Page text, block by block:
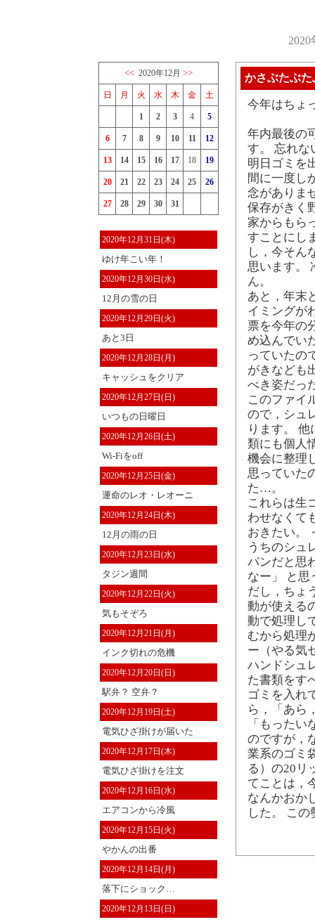
<< 2020年12月 >>
日 月 火 水 木 金 土
1 2 3 4 5
6 7 8 9 10 11 12
13 14 15 16 17 18 19
20 21 22 23 24 25 26
27 28 29 30 31
2020年12月31日(木)
ゆけ年こい年！
2020年12月30日(水)
12月の雪の日
2020年12月29日(火)
あと3日
2020年12月28日(月)
キャッシュをクリア
2020年12月27日(日)
いつもの日曜日
2020年12月26日(土)
Wi-Fiをoff
2020年12月25日(金)
運命のレオ・レオーニ
2020年12月24日(木)
12月の雨の日
2020年12月23日(水)
タジン週間
2020年12月22日(火)
気もそぞろ
2020年12月21日(月)
インク切れの危機
2020年12月20日(日)
駅弁？ 空弁？
2020年12月19日(土)
電気ひざ掛けが届いた
2020年12月17日(木)
電気ひざ掛けを注文
2020年12月16日(水)
エアコンから冷風
2020年12月15日(火)
やかんの出番
2020年12月14日(月)
落下にショック…
2020年12月13日(日)
かさぶたぶた
今年はちょ
年内最後の
す。 忘れ
明日ゴミを
間に一度し
念がありま
保存がきく
家からもら
すことにし
し，今そん
思います。
ん。
あと，年末
イミングが
票を今年の
め込んでい
っていたの
がきなども
べき姿だっ
このファイ
ので，シュ
ります。
類にも個人
機会に整理
思っていた
た…。
これらは生
わせなくて
おきたい。
うちのシュ
パンだと思
なー」 と思
だし，ちょ
動が使える
動で処理し
むから処理
ー（やる気
ハンドシュ
た書類をす
ゴミを入れ
ら，「あら
「もった
のですが，
業系のゴミ
る）の20リ
てことは，
なんかおか
した。 こ